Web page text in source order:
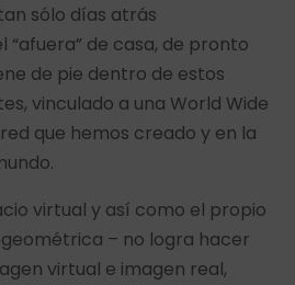
sólo días atrás
de casa, de pronto
de pie dentro de estos
vinculado a una World Wide
que hemos creado y en la
virtual y así como el propio
– no logra hacer
virtual e imagen real,